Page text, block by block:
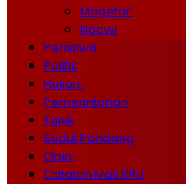
Magetan
Ngawi
Peristiwa
Politik
Hukum
Pemerintahan
Tajuk
Sudut Pandang
Opini
Catatan Mas KPU